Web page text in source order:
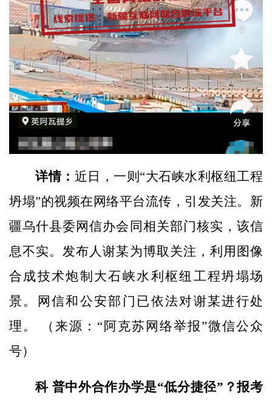
详情： 近日，一则“大石峡水利枢纽工程
坍塌”的视频在网络平台流传，引发关注。新
疆乌什县委网信办会同相关部门核实，该信
息不实。发布人谢某为博取关注，利用图像
合成技术炮制大石峡水利枢纽工程坍塌场
景。网信和公安部门已依法对谢某进行处
理。 （来源：“阿克苏网络举报”微信公众
号）
科 普中外合作办学是“低分捷径”？报考